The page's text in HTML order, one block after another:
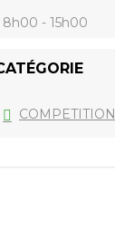
8h00 - 15h00
COMPETITION